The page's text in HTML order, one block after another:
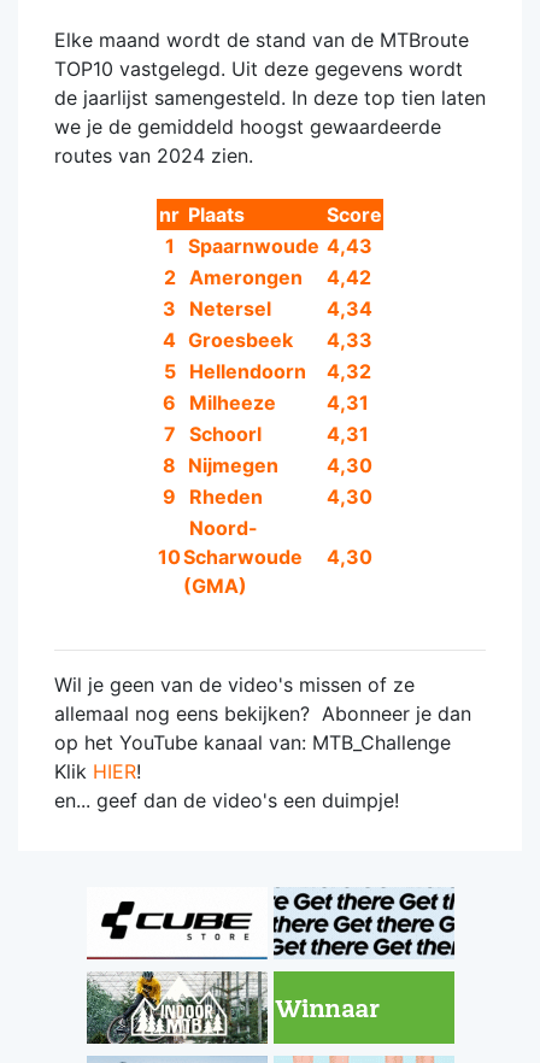
Elke maand wordt de stand van de MTBroute
TOP10 vastgelegd. Uit deze gegevens wordt
de jaarlijst samengesteld. In deze top tien laten
we je de gemiddeld hoogst gewaardeerde
routes van 2024 zien.
nr Plaats
Score
1
Spaarnwoude 4,43
2 Amerongen
4,42
3
Netersel
4,34
4 Groesbeek
4,33
5
Hellendoorn
4,32
6
Milheeze
4,31
7 Schoorl
4,31
8 Nijmegen
4,30
9
Rheden 4,30
10
Noord-
Scharwoude
(GMA)
4,30
Wil je geen van de video's missen of ze
allemaal nog eens bekijken? Abonneer je dan
op het YouTube kanaal van: MTB_Challenge
Klik HIER!
en... geef dan de video's een duimpje!